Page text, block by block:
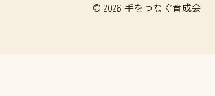
© 2026 手をつなぐ育成会